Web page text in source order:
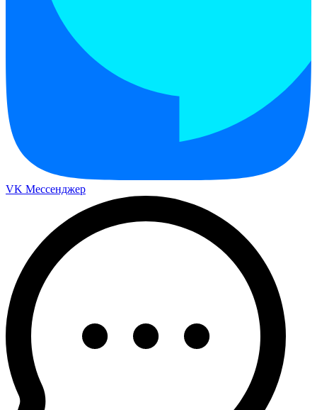
VK Мессенджер